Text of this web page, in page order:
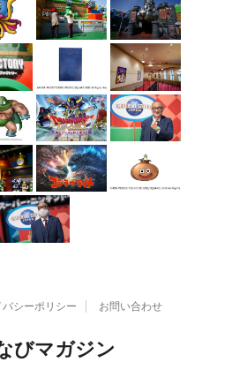
バシーポリシー お問い合わせ
びマガジン